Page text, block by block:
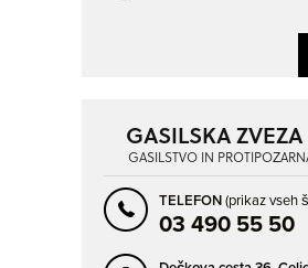
GASILSKA ZVEZA
GASILSTVO IN
TELEFON(prikaz vseh
03 490 55 50